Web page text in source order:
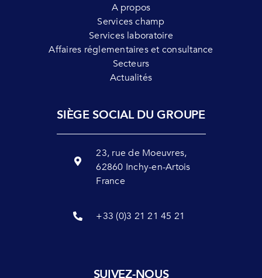
A propos
Services champ
Services laboratoire
Affaires réglementaires et consultance
Secteurs
Actualités
SIÈGE SOCIAL DU GROUPE
23, rue de Moeuvres,
62860 Inchy-en-Artois
France
+33 (0)3 21 21 45 21
SUIVEZ-NOUS